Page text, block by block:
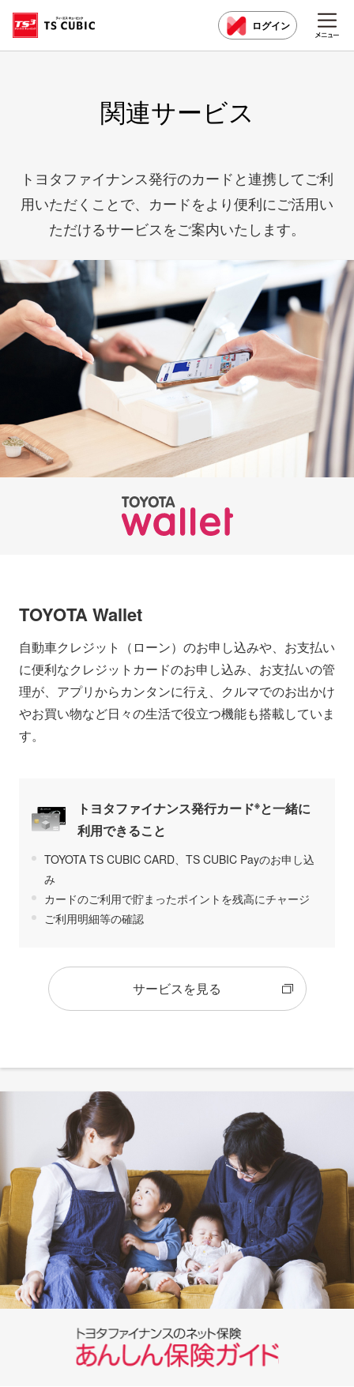
ログイン
関連サービス
トヨタファイナンス発行のカードと連携してご利
用いただくことで、カードをより便利にご活用い
ただけるサービスをご案内いたします。
TOYOTA Wallet
自動車クレジット（ローン）のお申し込みや、お支払い
に便利なクレジットカードのお申し込み、お支払いの管
理が、アプリからカンタンに行え、クルマでのお出かけ
やお買い物など日々の生活で役立つ機能も搭載していま
す。
トヨタファイナンス発行カード※と一緒に
利用できること
TOYOTA TS CUBIC CARD、TS CUBIC Payのお申し込
み
カードのご利用で貯まったポイントを残高にチャージ
ご利用明細等の確認
サービスを見る